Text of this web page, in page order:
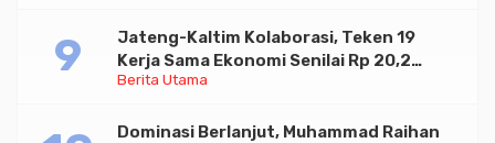
Berita Utama
Jateng-Kaltim Kolaborasi, Teken 19
Kerja Sama Ekonomi Senilai Rp 20,2
Triliun
Dominasi Berlanjut, Muhammad Raihan